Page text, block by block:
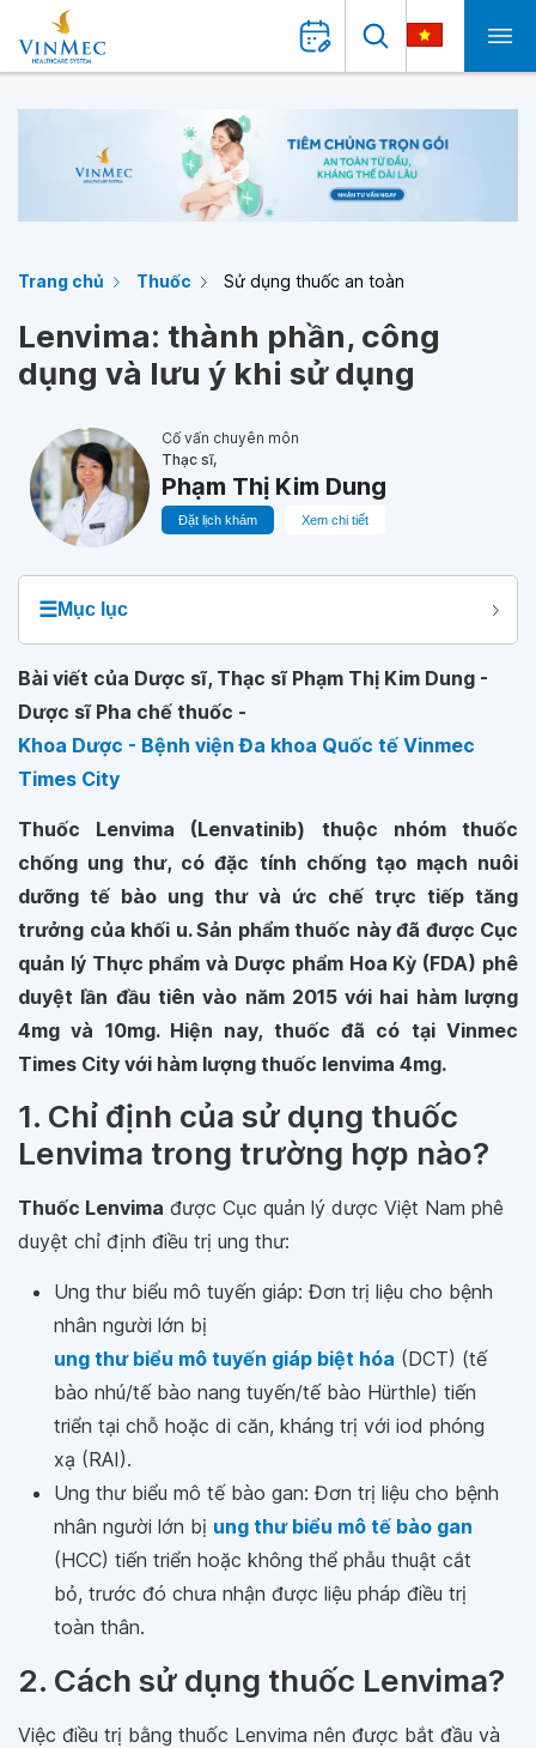
Trang chủ Thuốc Sử dụng thuốc an toàn
Lenvima: thành phần, công
dụng và lưu ý khi sử dụng
Cố vấn chuyên môn
Thạc sĩ,
Phạm Thị Kim Dung
Đặt lịch khám Xem chi tiết
☰Mục lục
Bài viết của Dược sĩ, Thạc sĩ Phạm Thị Kim Dung -
Dược sĩ Pha chế thuốc -
Khoa Dược - Bệnh viện Đa khoa Quốc tế Vinmec
Times City
Thuốc Lenvima (Lenvatinib) thuộc nhóm thuốc
chống ung thư, có đặc tính chống tạo mạch nuôi
dưỡng tế bào ung thư và ức chế trực tiếp tăng
trưởng của khối u. Sản phẩm thuốc này đã được Cục
quản lý Thực phẩm và Dược phẩm Hoa Kỳ (FDA) phê
duyệt lần đầu tiên vào năm 2015 với hai hàm lượng
4mg và 10mg. Hiện nay, thuốc đã có tại Vinmec
Times City với hàm lượng thuốc lenvima 4mg.
1. Chỉ định của sử dụng thuốc
Lenvima trong trường hợp nào?
Thuốc Lenvima được Cục quản lý dược Việt Nam phê
duyệt chỉ định điều trị ung thư:
Ung thư biểu mô tuyến giáp: Đơn trị liệu cho bệnh
nhân người lớn bị
ung thư biểu mô tuyến giáp biệt hóa (DCT) (tế
bào nhú/tế bào nang tuyến/tế bào Hürthle) tiến
triển tại chỗ hoặc di căn, kháng trị với iod phóng
xạ (RAI).
Ung thư biểu mô tế bào gan: Đơn trị liệu cho bệnh
nhân người lớn bị ung thư biểu mô tế bào gan
(HCC) tiến triển hoặc không thể phẫu thuật cắt
bỏ, trước đó chưa nhận được liệu pháp điều trị
toàn thân.
2. Cách sử dụng thuốc Lenvima?
Việc điều trị bằng thuốc Lenvima nên được bắt đầu và